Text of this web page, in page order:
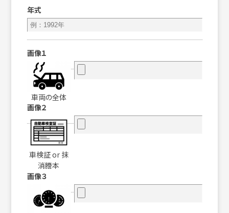
年式
画像１
車両の全体
画像２
車検証 or 抹
消謄本
画像３